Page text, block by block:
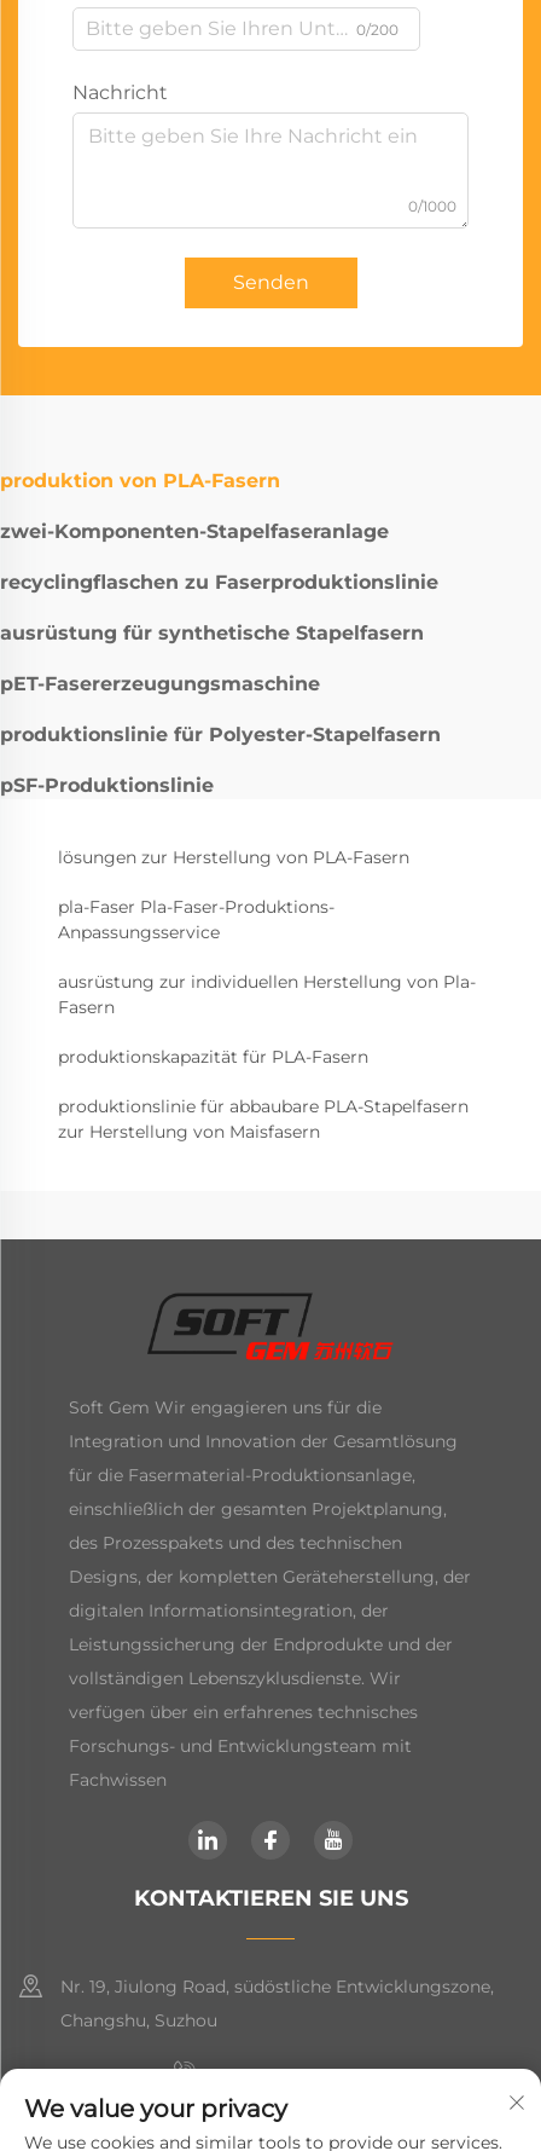
0/200
Nachricht
0/1000
Senden
produktion von PLA-Fasern
zwei-Komponenten-Stapelfaseranlage
recyclingflaschen zu Faserproduktionslinie
ausrüstung für synthetische Stapelfasern
pET-Fasererzeugungsmaschine
produktionslinie für Polyester-Stapelfasern
pSF-Produktionslinie
lösungen zur Herstellung von PLA-Fasern
pla-Faser Pla-Faser-Produktions-
Anpassungsservice
ausrüstung zur individuellen Herstellung von Pla-
Fasern
produktionskapazität für PLA-Fasern
produktionslinie für abbaubare PLA-Stapelfasern
zur Herstellung von Maisfasern
Soft Gem Wir engagieren uns für die
Integration und Innovation der Gesamtlösung
für die Fasermaterial-Produktionsanlage,
einschließlich der gesamten Projektplanung,
des Prozesspakets und des technischen
Designs, der kompletten Geräteherstellung, der
digitalen Informationsintegration, der
Leistungssicherung der Endprodukte und der
vollständigen Lebenszyklusdienste. Wir
verfügen über ein erfahrenes technisches
Forschungs- und Entwicklungsteam mit
Fachwissen
KONTAKTIEREN SIE UNS
Nr. 19, Jiulong Road, südöstliche Entwicklungszone,
Changshu, Suzhou
+86-19906239903
[email protected]
We value your privacy
We use cookies and similar tools to provide our services.